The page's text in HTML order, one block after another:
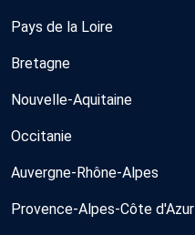
Pays de la Loire
Bretagne
Nouvelle-Aquitaine
Occitanie
Auvergne-Rhône-Alpes
Provence-Alpes-Côte d'Azur